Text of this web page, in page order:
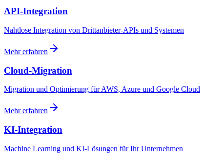
API-Integration
Nahtlose Integration von Drittanbieter-APIs und Systemen
Mehr erfahren
Cloud-Migration
Migration und Optimierung für AWS, Azure und Google Cloud
Mehr erfahren
KI-Integration
Machine Learning und KI-Lösungen für Ihr Unternehmen